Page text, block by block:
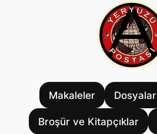
Makaleler Dosyalar
Broşür ve Kitapçıklar